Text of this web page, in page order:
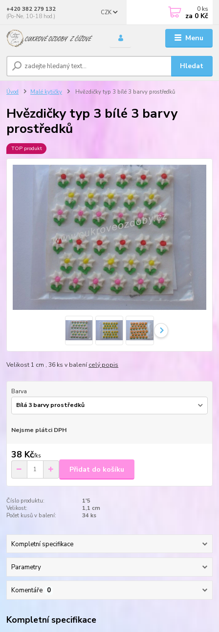
Menu
CZK
Hledat
+420 382 279 132
(Po-Ne, 10-18 hod.)
0 ks
za 0 Kč
Úvod Malé kytičky Hvězdičky typ 3 bílé 3 barvy prostředků
Hvězdičky typ 3 bílé 3 barvy
prostředků
TOP produkt
Velikost 1 cm , 36 ks v balenícelý popis
Barva
Nejsme plátci DPH
38 Kč/ks
Přidat do košíku
Číslo produktu:
1'5
Velikost:
1,1 cm
Počet kusů v balení:
34 ks
Kompletní specifikace
Parametry
Komentáře 0
Kompletní specifikace